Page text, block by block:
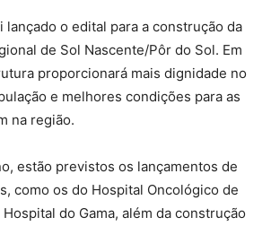
lançado o edital para a construção da
de Sol Nascente/Pôr do Sol. Em
proporcionará mais dignidade no
e melhores condições para as
na região.
estão previstos os lançamentos de
como os do Hospital Oncológico de
do Gama, além da construção